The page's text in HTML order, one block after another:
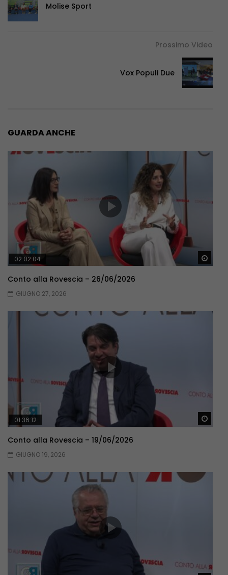
Molise Sport
Prossimo Video
Vox Populi Due
GUARDA ANCHE
02:02:04
Conto alla Rovescia – 26/06/2026
GIUGNO 27, 2026
01:36:12
Conto alla Rovescia – 19/06/2026
GIUGNO 19, 2026